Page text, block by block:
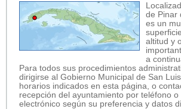
de Pinar
es un
altitud y
a
Para todos sus procedimientos
dirigirse al Gobierno Municipal de San
horarios indicados en esta página, o
recepción del ayuntamiento por teléfono
electrónico según su preferencia y datos